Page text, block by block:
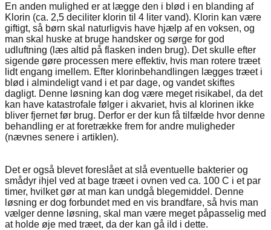
En anden mulighed er at lægge den i blød i en blanding af
Klorin (ca. 2,5 deciliter klorin til 4 liter vand). Klorin kan være
giftigt, så børn skal naturligvis have hjælp af en voksen, og
man skal huske at bruge handsker og sørge for god
udluftning (læs altid på flasken inden brug). Det skulle efter
sigende gøre processen mere effektiv, hvis man rotere træet
lidt engang imellem. Efter klorinbehandlingen lægges træet i
blød i almindeligt vand i et par dage, og vandet skiftes
dagligt. Denne løsning kan dog være meget risikabel, da det
kan have katastrofale følger i akvariet, hvis al klorinen ikke
bliver fjernet før brug. Derfor er der kun få tilfælde hvor denne
behandling er at foretrække frem for andre muligheder
(nævnes senere i artiklen).
Det er også blevet foreslået at slå eventuelle bakterier og
smådyr ihjel ved at bage træet i ovnen ved ca. 100 C i et par
timer, hvilket gør at man kan undgå blegemiddel. Denne
løsning er dog forbundet med en vis brandfare, så hvis man
vælger denne løsning, skal man være meget påpasselig med
at holde øje med træet, da der kan gå ild i dette.